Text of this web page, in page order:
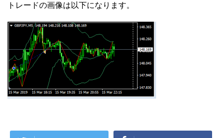
トレードの画像は以下になります。